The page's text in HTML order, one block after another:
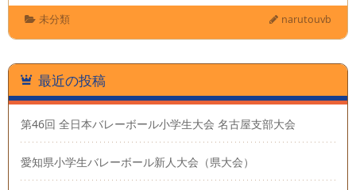
未分類 narutouvb
最近の投稿
第46回 全日本バレーボール小学生大会 名古屋支部大会
愛知県小学生バレーボール新人大会（県大会）